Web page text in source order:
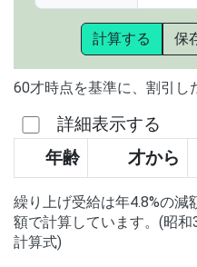
計算する 保
60才時点を基準に、割引し
詳細表示する
年齢
才から
繰り上げ受給は年4.8%の減
額で計算しています。(昭
計算式)